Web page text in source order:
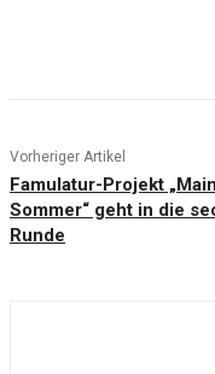
Vorheriger Artikel
Famulatur-Projekt „Main
Sommer“ geht in die
Runde